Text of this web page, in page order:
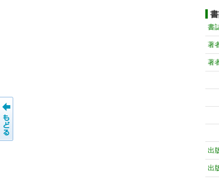
書
著
著
出
出